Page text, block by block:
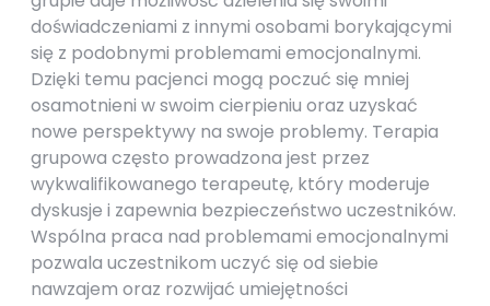
doświadczeniami z innymi osobami borykającymi
się z podobnymi problemami emocjonalnymi.
Dzięki temu pacjenci mogą poczuć się mniej
osamotnieni w swoim cierpieniu oraz uzyskać
nowe perspektywy na swoje problemy. Terapia
grupowa często prowadzona jest przez
wykwalifikowanego terapeutę, który moderuje
dyskusje i zapewnia bezpieczeństwo uczestników.
Wspólna praca nad problemami emocjonalnymi
pozwala uczestnikom uczyć się od siebie
nawzajem oraz rozwijać umiejętności